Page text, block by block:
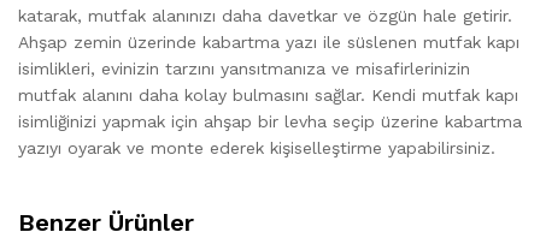
katarak, mutfak alanınızı daha davetkar ve özgün hale getirir.
Ahşap zemin üzerinde kabartma yazı ile süslenen mutfak kapı
isimlikleri, evinizin tarzını yansıtmanıza ve misafirlerinizin
mutfak alanını daha kolay bulmasını sağlar. Kendi mutfak kapı
isimliğinizi yapmak için ahşap bir levha seçip üzerine kabartma
yazıyı oyarak ve monte ederek kişiselleştirme yapabilirsiniz.
Benzer Ürünler